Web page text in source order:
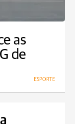
as
de
ESPORTE